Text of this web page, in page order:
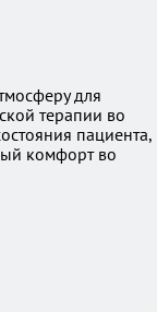
для
терапии во
пациента,
комфорт во